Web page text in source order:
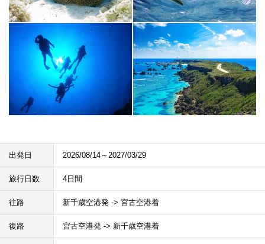
出発日 2026/08/14～2027/03/29
旅行日数 4日間
往路 新千歳空港発 -> 宮古空港着
復路 宮古空港発 -> 新千歳空港着